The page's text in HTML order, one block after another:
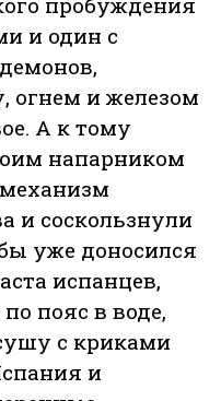
и один с
огнем и железом
А к тому
напарником
и соскользнули
уже доносился
испанцев,
пояс в воде,
с криками
и